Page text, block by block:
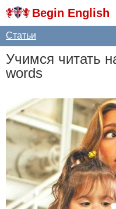
Begin English
Статьи
Учимся читать
words